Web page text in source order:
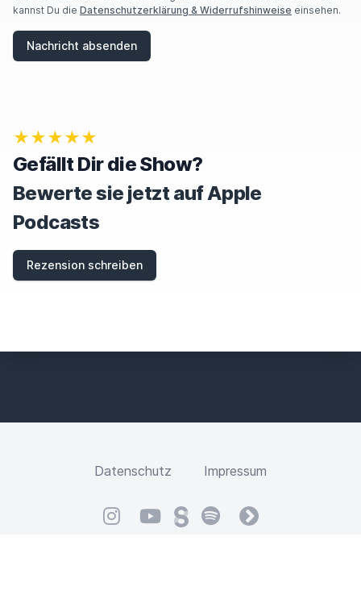
U
R
E
T
H
I
S
F
E
kannst Du die Datenschutzerklärung & Widerrufshinweise einsehen.
Nachricht absenden
★★★★★
Gefällt Dir die Show?
Bewerte sie jetzt auf Apple
Podcasts
Rezension schreiben
Datenschutz Impressum
InstagramYouTubeSteadySpotifyfyyd